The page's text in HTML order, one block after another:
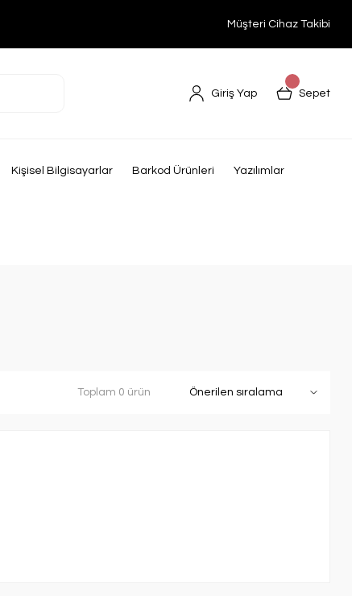
Müşteri Cihaz Takibi
Giriş Yap Sepet
Kişisel Bilgisayarlar Barkod Ürünleri Yazılımlar
Toplam 0 ürün